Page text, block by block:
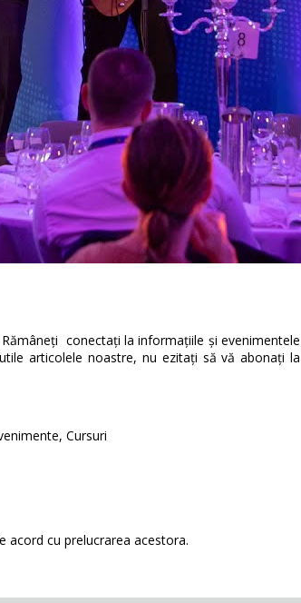
Rămâneți conectați la informațiile și evenimentele
articolele noastre, nu ezitați să vă abonați la
Cursuri
acord cu prelucrarea acestora.